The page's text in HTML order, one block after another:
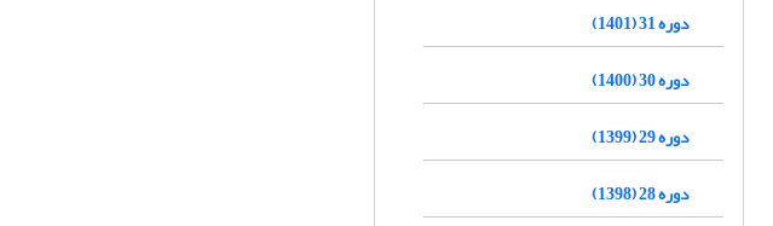
دوره 31 (1401)
دوره 30 (1400)
دوره 29 (1399)
دوره 28 (1398)